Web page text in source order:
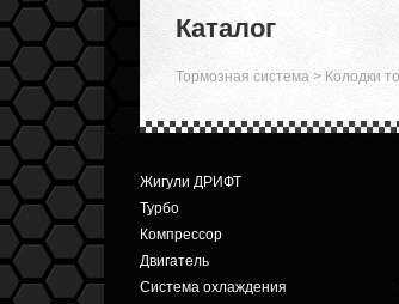
Каталог
Тормозная система > Колодки
Жигули ДРИФТ
Турбо
Компрессор
Двигатель
Система охлаждения